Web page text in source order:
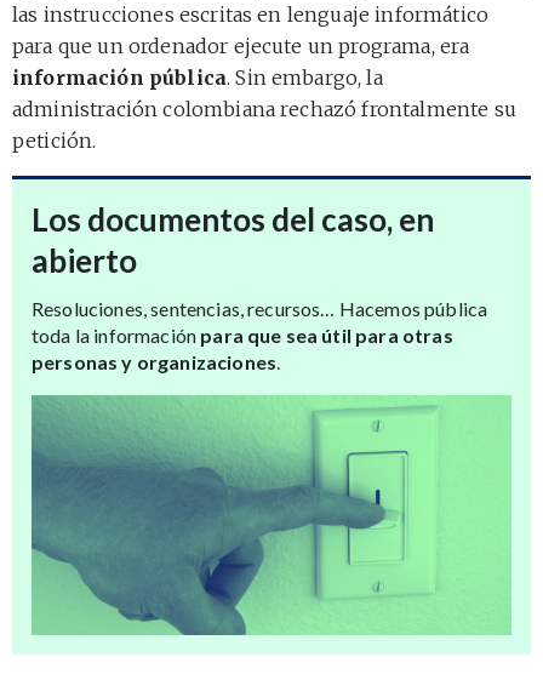
las instrucciones escritas en lenguaje informático
para que un ordenador ejecute un programa, era
información pública. Sin embargo, la
administración colombiana rechazó frontalmente su
petición.
Los documentos del caso, en
abierto
Resoluciones, sentencias, recursos… Hacemos pública
toda la información para que sea útil para otras
personas y organizaciones